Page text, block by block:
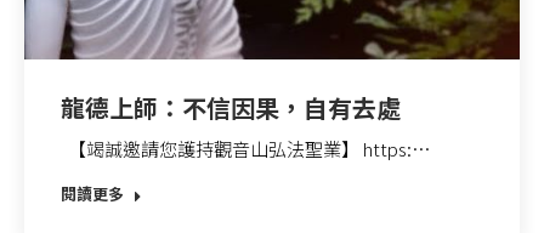
龍德上師：不信因果，自有去處
【竭誠邀請您護持觀音山弘法聖業】 https:…
閱讀更多